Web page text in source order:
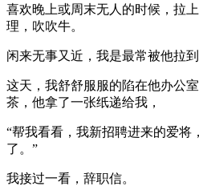
喜欢晚上或周末无人的时候，拉
理，吹吹牛。
闲来无事又近，我是最常被他拉
这天，我舒舒服服的陷在他办公
茶，他拿了一张纸递给我，
“帮我看看，我新招聘进来的爱将
了。”
我接过一看，辞职信。